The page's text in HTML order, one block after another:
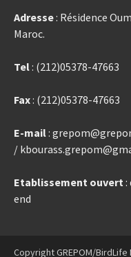
Adresse: Résidence
Maroc.
Tel: (212)05378-47663
Fax: (212)05378-47663
E-mail:
/
Etablissement ouvert:
end
Copyright GREPOM/